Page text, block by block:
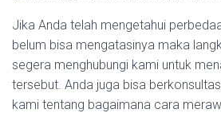
Jika Anda telah mengetahui
belum bisa mengatasinya maka
segera menghubungi kami untuk
tersebut. Anda juga bisa
kami tentang bagaimana cara